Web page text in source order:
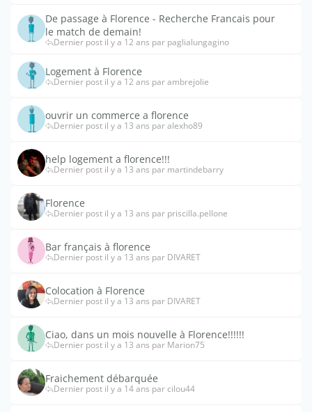
De passage à Florence - Recherche Francais pour
le match de demain!
Dernier post il y a 12 ans par paglialungagino
Logement à Florence
Dernier post il y a 12 ans par ambrejolie
ouvrir un commerce a florence
Dernier post il y a 13 ans par alexho89
help logement a florence!!!
Dernier post il y a 13 ans par martindebarry
Florence
Dernier post il y a 13 ans par priscilla.pellone
Bar français à florence
Dernier post il y a 13 ans par DIVARET
Colocation à Florence
Dernier post il y a 13 ans par DIVARET
Ciao, dans un mois nouvelle à Florence!!!!!!
Dernier post il y a 13 ans par Marion75
Fraichement débarquée
Dernier post il y a 14 ans par cilou44